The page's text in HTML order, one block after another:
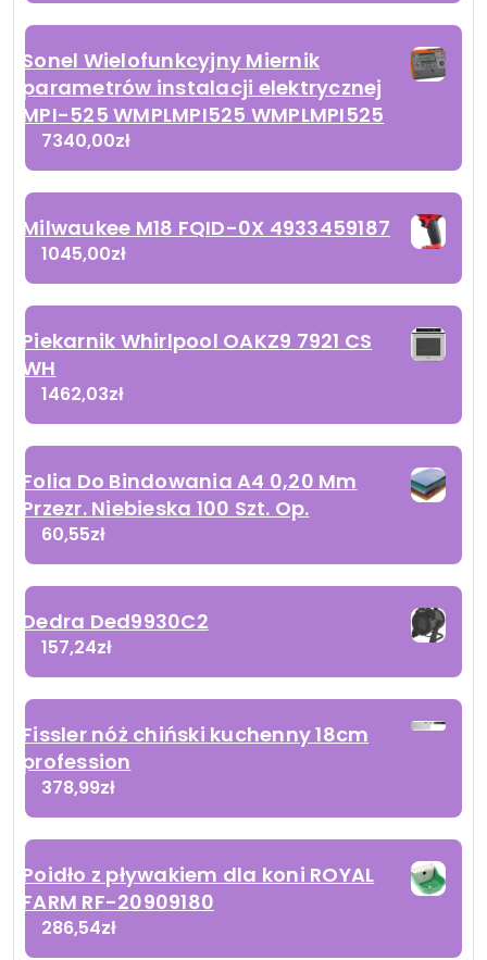
Sonel Wielofunkcyjny Miernik
parametrów instalacji elektrycznej
MPI-525 WMPLMPI525 WMPLMPI525
7340,00zł
Milwaukee M18 FQID-0X 4933459187
1045,00zł
Piekarnik Whirlpool OAKZ9 7921 CS
WH
1462,03zł
Folia Do Bindowania A4 0,20 Mm
Przezr. Niebieska 100 Szt. Op.
60,55zł
Dedra Ded9930C2
157,24zł
Fissler nóż chiński kuchenny 18cm
profession
378,99zł
Poidło z pływakiem dla koni ROYAL
FARM RF-20909180
286,54zł